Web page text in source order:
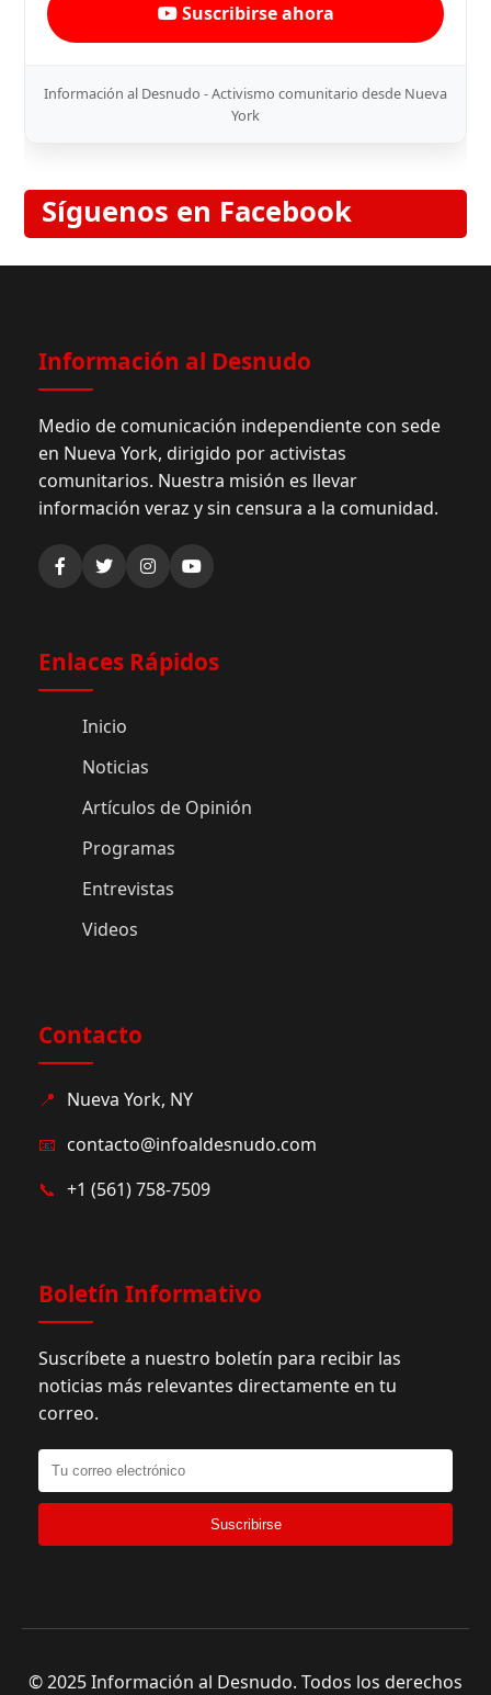
Suscribirse ahora
Información al Desnudo - Activismo comunitario desde Nueva
York
Síguenos en Facebook
Información al Desnudo
Medio de comunicación independiente con sede
en Nueva York, dirigido por activistas
comunitarios. Nuestra misión es llevar
información veraz y sin censura a la comunidad.
Enlaces Rápidos
Inicio
Noticias
Artículos de Opinión
Programas
Entrevistas
Videos
Contacto
📍 Nueva York, NY
📧 contacto@infoaldesnudo.com
📞 +1 (561) 758-7509
Boletín Informativo
Suscríbete a nuestro boletín para recibir las
noticias más relevantes directamente en tu
correo.
Suscribirse
© 2025 Información al Desnudo. Todos los derechos